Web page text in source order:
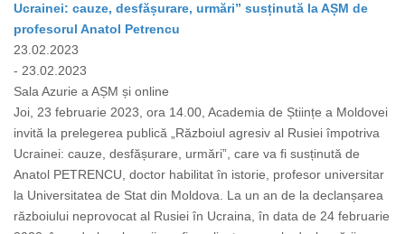
Ucrainei: cauze, desfășurare, urmări” susținută la AȘM de
profesorul Anatol Petrencu
23.02.2023
- 23.02.2023
Sala Azurie a AȘM și online
Joi, 23 februarie 2023, ora 14.00, Academia de Științe a Moldovei
invită la prelegerea publică „Războiul agresiv al Rusiei împotriva
Ucrainei: cauze, desfășurare, urmări”, care va fi susținută de
Anatol PETRENCU, doctor habilitat în istorie, profesor universitar
la Universitatea de Stat din Moldova. La un an de la declanșarea
războiului neprovocat al Rusiei în Ucraina, în data de 24 februarie